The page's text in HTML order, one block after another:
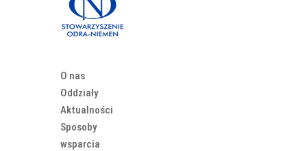
O nas
Oddziały
Aktualności
Sposoby
wsparcia